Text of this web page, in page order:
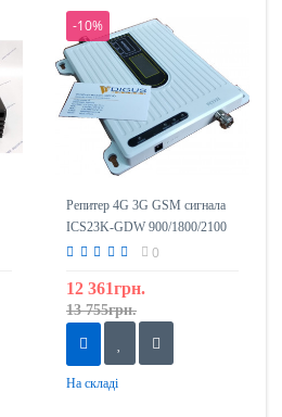
-10%
Репитер 4G 3G GSM сигнала
ICS23K-GDW 900/1800/2100
0
12 361грн.
13 755грн.
На складі